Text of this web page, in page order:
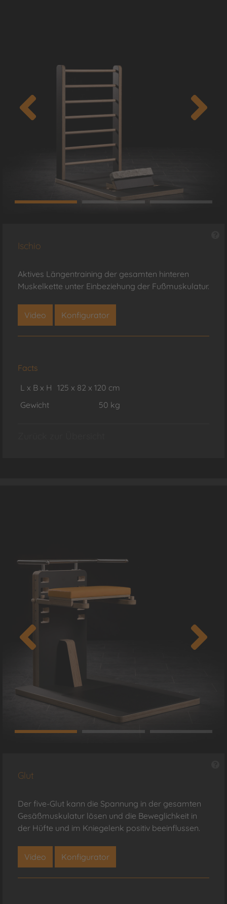
Ischio
Aktives Längentraining der gesamten hinteren
Muskelkette unter Einbeziehung der Fußmuskulatur.
Video Konfigurator
Facts
L x B x H 125 x 82 x 120 cm
Gewicht
50 kg
Glut
Der five-Glut kann die Spannung in der gesamten
Gesäßmuskulatur lösen und die Beweglichkeit in
der Hüfte und im Kniegelenk positiv beeinflussen.
Video Konfigurator